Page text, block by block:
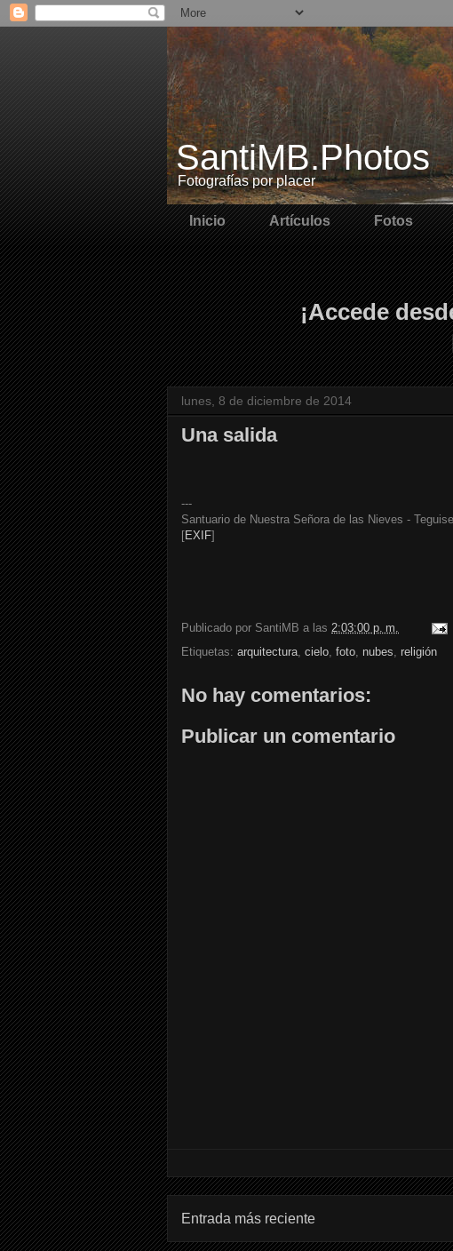
SantiMB.Photos
Fotografías por placer
Inicio Artículos Fotos
¡Accede
lunes, 8 de diciembre de 2014
Una salida
---
Santuario de Nuestra Señora de las Nieves -
[EXIF]
Publicado por SantiMB a las 2:03:00 p. m.
Etiquetas: arquitectura, cielo, foto, nubes, religión
No hay comentarios:
Publicar un comentario
Entrada más reciente